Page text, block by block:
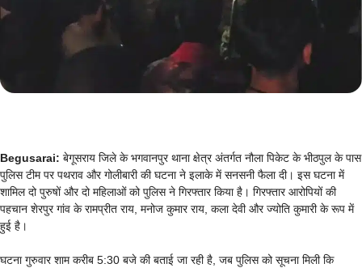
Begusarai: बेगूसराय जिले के भगवानपुर थाना क्षेत्र अंतर्गत नौला पिकेट के भीठपुल के पास
पुलिस टीम पर पथराव और गोलीबारी की घटना ने इलाके में सनसनी फैला दी। इस घटना में
शामिल दो पुरुषों और दो महिलाओं को पुलिस ने गिरफ्तार किया है। गिरफ्तार आरोपियों की
पहचान शेरपुर गांव के रामप्रीत राय, मनोज कुमार राय, कला देवी और ज्योति कुमारी के रूप में
हुई है।
घटना गुरुवार शाम करीब 5:30 बजे की बताई जा रही है, जब पुलिस को सूचना मिली कि